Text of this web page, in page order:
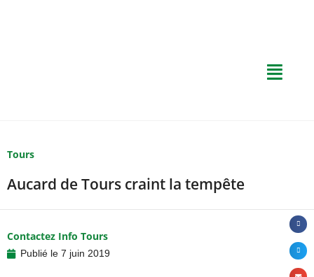
Tours
Aucard de Tours craint la tempête
Contactez Info Tours
Publié le 7 juin 2019